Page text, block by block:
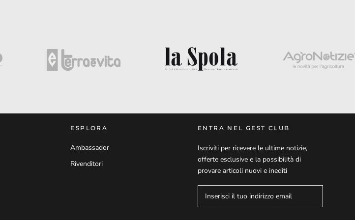
ESPLORA
Ambassador
Rivenditori
ENTRA NEL GEST CLUB
Iscriviti per ricevere le ultime notizie,
offerte esclusive e la possibilità di
provare articoli nuovi e inediti